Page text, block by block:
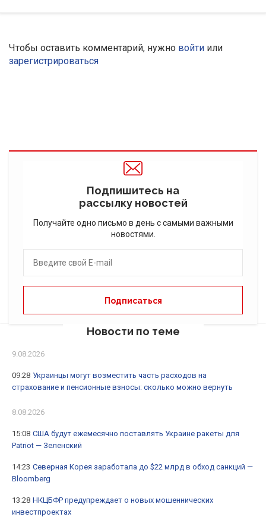
Чтобы оставить комментарий, нужно войти или
зарегистрироваться
Подпишитесь на
рассылку новостей
Получайте одно письмо в день с самыми важными
новостями.
Новости по теме
9.08.2026
09:28 Украинцы могут возместить часть расходов на
страхование и пенсионные взносы: сколько можно вернуть
8.08.2026
15:08 США будут ежемесячно поставлять Украине ракеты для
Patriot — Зеленский
14:23 Северная Корея заработала до $22 млрд в обход санкций —
Bloomberg
13:28 НКЦБФР предупреждает о новых мошеннических
инвестпроектах